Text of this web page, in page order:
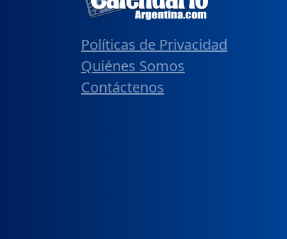
Políticas de Privacidad
Quiénes Somos
Contáctenos